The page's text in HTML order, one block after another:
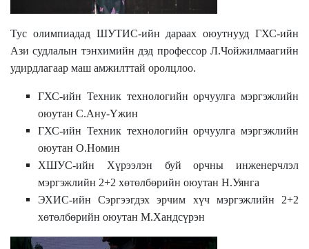
Тус олимпиадад ШУТИС-ийн дараах оюутнууд ГХС-ийн
Ази судлалын тэнхимийн дэд профессор Л.Чойжилмаагийн
удирдлагаар маш амжилттай оролцлоо.
ГХС-ийн Техник технологийн орчуулга мэргэжлийн
оюутан С.Ану-Үжин
ГХС-ийн Техник технологийн орчуулга мэргэжлийн
оюутан О.Номин
ХШУС-ийн Хүрээлэн буй орчны инженерчлэл
мэргэжлийн 2+2 хөтөлбөрийн оюутан Н.Уянга
ЭХИС-ийн Сэргээгдэх эрчим хүч мэргэжлийн 2+2
хөтөлбөрийн оюутан М.Хандсүрэн